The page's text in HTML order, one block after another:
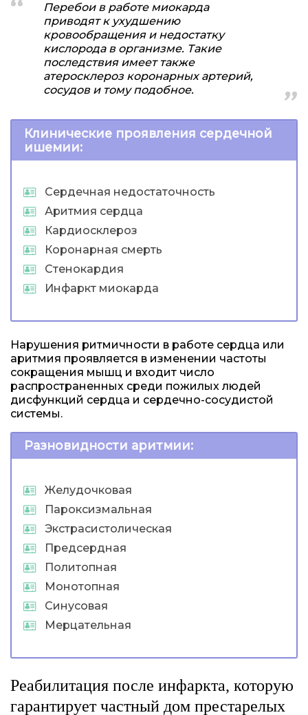
Перебои в работе миокарда
приводят к ухудшению
кровообращения и недостатку
кислорода в организме. Такие
последствия имеет также
атеросклероз коронарных артерий,
сосудов и тому подобное.
Клинические проявления сердечной
ишемии:
Сердечная недостаточность
Аритмия сердца
Кардиосклероз
Коронарная смерть
Стенокардия
Инфаркт миокарда
Нарушения ритмичности в работе сердца или
аритмия проявляется в изменении частоты
сокращения мышц и входит число
распространенных среди пожилых людей
дисфункций сердца и сердечно-сосудистой
системы.
Разновидности аритмии:
Желудочковая
Пароксизмальная
Экстрасистолическая
Предсердная
Политопная
Монотопная
Синусовая
Мерцательная
Реабилитация после инфаркта, которую
гарантирует частный дом престарелых